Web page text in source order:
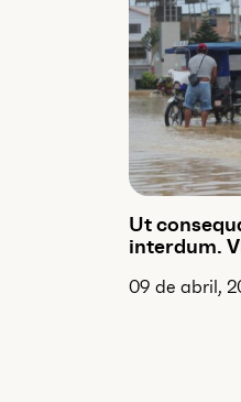
Ut
interdum.
09 de abril,